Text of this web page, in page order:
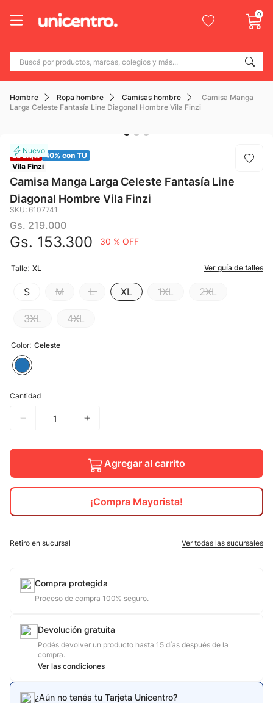
0
Buscá por productos, marcas, colegios y más...
Hombre Ropa hombre Camisas hombre
Camisa Manga
Larga Celeste Fantasía Line Diagonal Hombre Vila Finzi
La Liqui 40% con TU
Vila Finzi
Camisa Manga Larga Celeste Fantasía Line
Diagonal Hombre Vila Finzi
SKU: 6107741
Gs. 219.000
Gs. 153.300 30 % OFF
Color: Celeste
Talle: XL
1XL 2XL
3XL 4XL
L
M
S XL
Ver guía de talles
Cantidad
Agregar al carrito
¡Compra Mayorista!
Retiro en sucursal Ver todas las sucursales
Compra protegida
Proceso de compra 100% seguro.
Devolución gratuita
Podés devolver un producto hasta 15 días después de la
compra.
Ver las condiciones
¿Aún no tenés tu Tarjeta Unicentro?
Términos más buscados
1. adidas
4.
5. caterpillar
6. mochila
7. nike
8.
9 .
10 calzado